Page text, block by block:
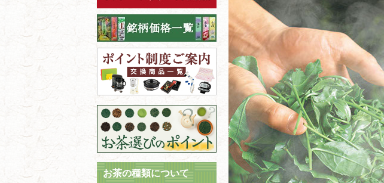
お茶の種類について